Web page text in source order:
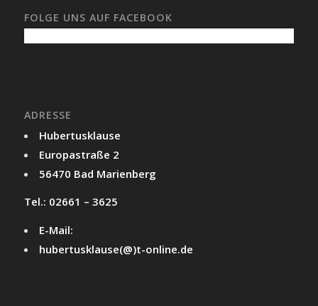
FOLGE UNS AUF FACEBOOK
ADRESSE
Hubertusklause
Europastraße 2
56470 Bad Marienberg
Tel.: 02661 – 3625
E-Mail:
hubertusklause(@)t-online.de